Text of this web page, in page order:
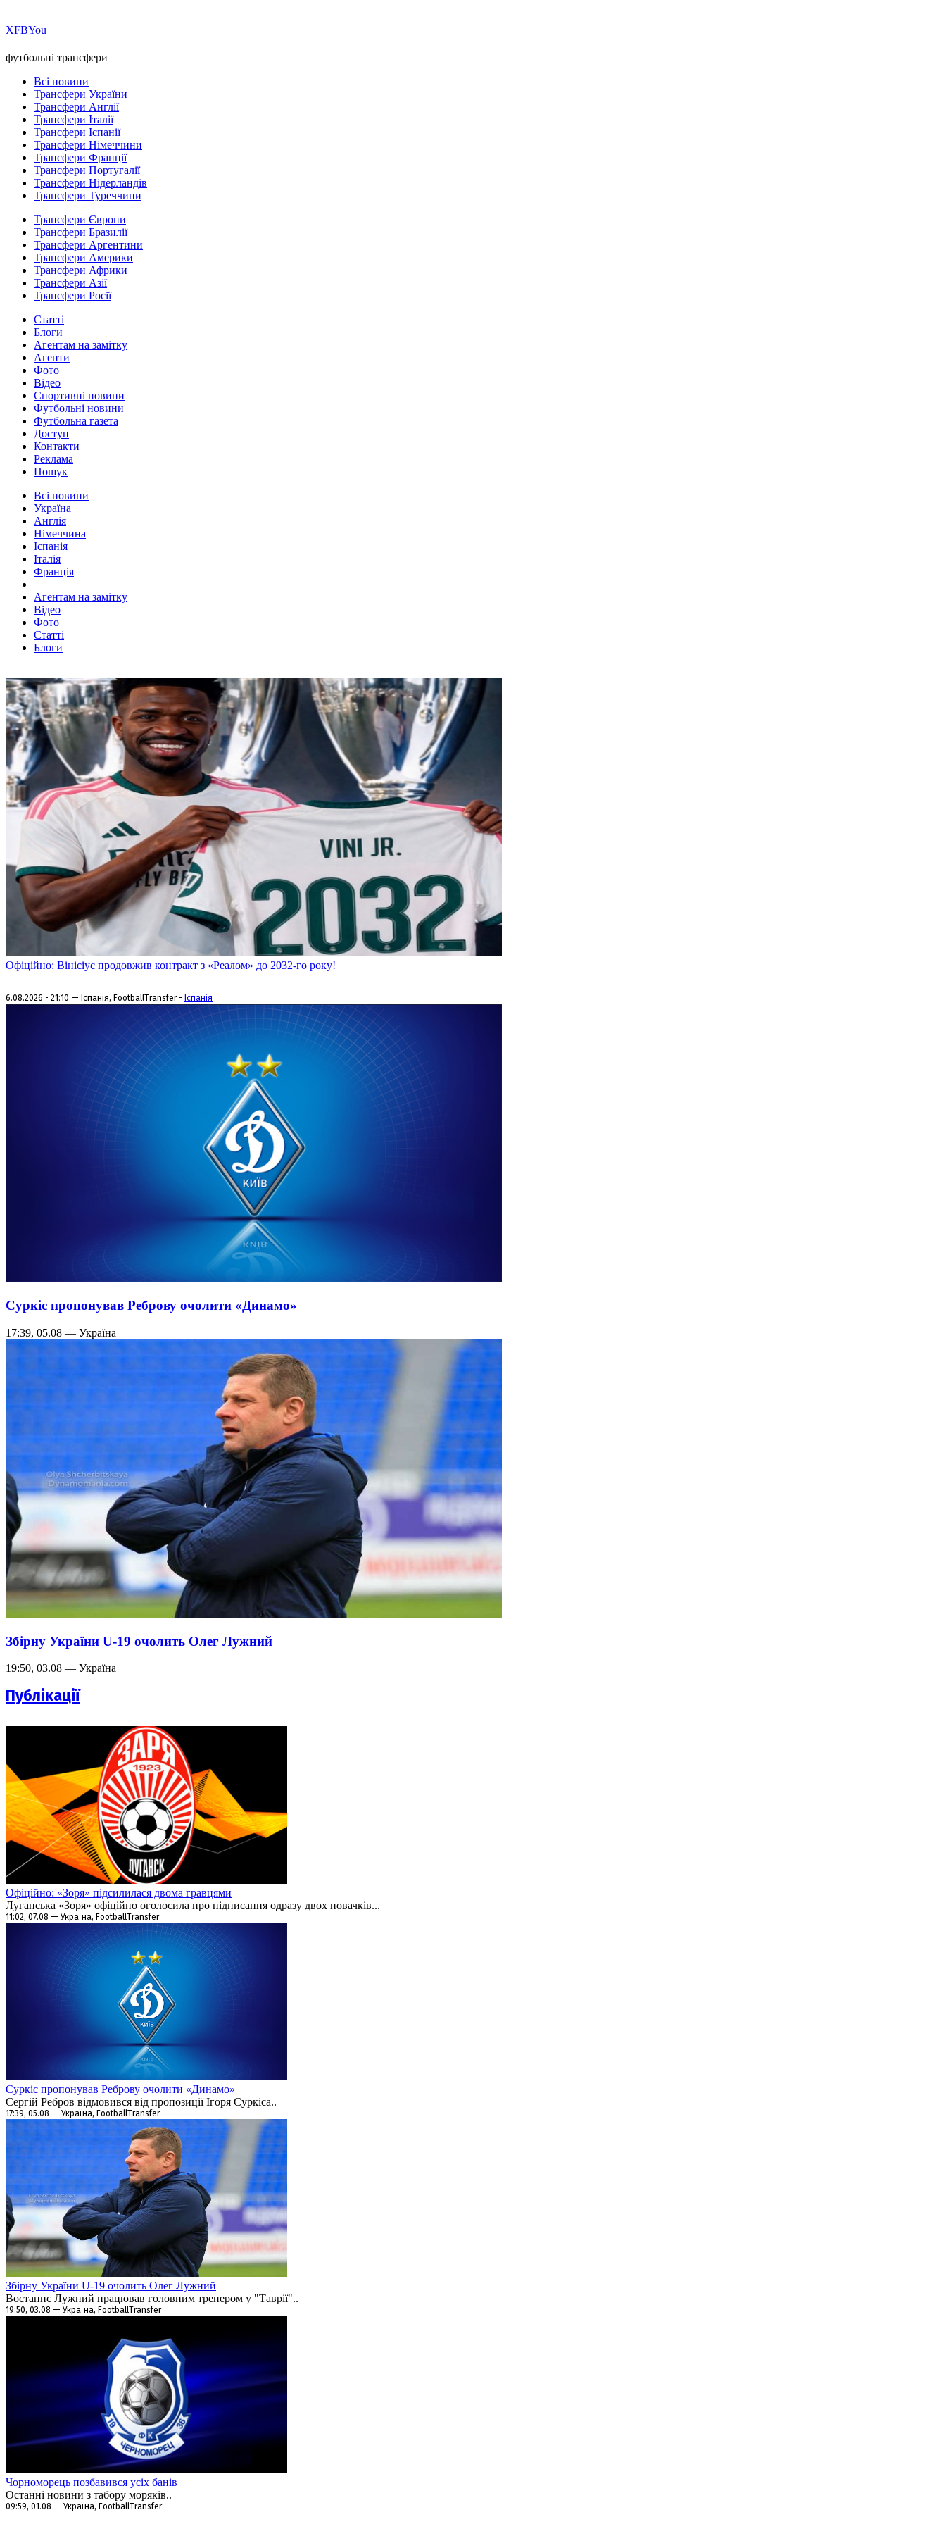
ХFBYou
футбольні трансфери
Всі новини
Трансфери України
Трансфери Англії
Трансфери Італії
Трансфери Іспанії
Трансфери Німеччини
Трансфери Франції
Трансфери Португалії
Трансфери Нідерландів
Трансфери Туреччини
Трансфери Європи
Трансфери Бразилії
Трансфери Аргентини
Трансфери Америки
Трансфери Африки
Трансфери Азії
Трансфери Росії
Статті
Блоги
Агентам на замітку
Агенти
Фото
Відео
Спортивні новини
Футбольні новини
Футбольна газета
Доступ
Контакти
Реклама
Пошук
Всі новини
Україна
Англія
Німеччина
Іспанія
Італія
Франція
Агентам на замітку
Відео
Фото
Статті
Блоги
Офіційно: Вінісіус продовжив контракт з «Реалом» до 2032-го року!
6.08.2026 - 21:10 — Іспанія, FootballTransfer - Іспанія
Суркіс пропонував Реброву очолити «Динамо»
17:39, 05.08 — Україна
Збірну України U-19 очолить Олег Лужний
19:50, 03.08 — Україна
Публікації
Офіційно: «Зоря» підсилилася двома гравцями
Луганська «Зоря» офіційно оголосила про підписання одразу двох новачків...
11:02, 07.08 — Україна, FootballTransfer
Суркіс пропонував Реброву очолити «Динамо»
Сергій Ребров відмовився від пропозиції Ігоря Суркіса..
17:39, 05.08 — Україна, FootballTransfer
Збірну України U-19 очолить Олег Лужний
Востаннє Лужний працював головним тренером у "Таврії"..
19:50, 03.08 — Україна, FootballTransfer
Чорноморець позбавився усіх банів
Останні новини з табору моряків..
09:59, 01.08 — Україна, FootballTransfer